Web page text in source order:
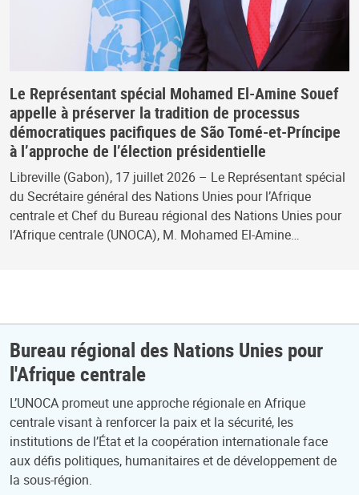
Le Représentant spécial Mohamed El-Amine Souef
appelle à préserver la tradition de processus
démocratiques pacifiques de São Tomé-et-Príncipe
à l’approche de l’élection présidentielle
Libreville (Gabon), 17 juillet 2026 – Le Représentant spécial
du Secrétaire général des Nations Unies pour l’Afrique
centrale et Chef du Bureau régional des Nations Unies pour
l’Afrique centrale (UNOCA), M. Mohamed El-Amine…
Bureau régional des Nations Unies pour
l'Afrique centrale
L’UNOCA promeut une approche régionale en Afrique
centrale visant à renforcer la paix et la sécurité, les
institutions de l’État et la coopération internationale face
aux défis politiques, humanitaires et de développement de
la sous-région.